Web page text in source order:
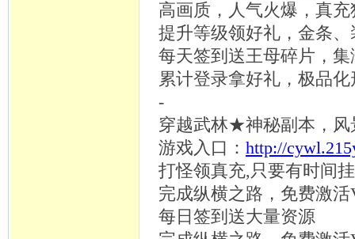
高画质，人气火爆，真充
提升等级领好礼，金条
每天签到送王母碎片，集
累计登录拿好礼，极品
-
穿越武林★神秘副本，风
游戏入口： http://
打怪领真充,只要有时间
完成纵横之路，免费激活
每日签到送大量资源